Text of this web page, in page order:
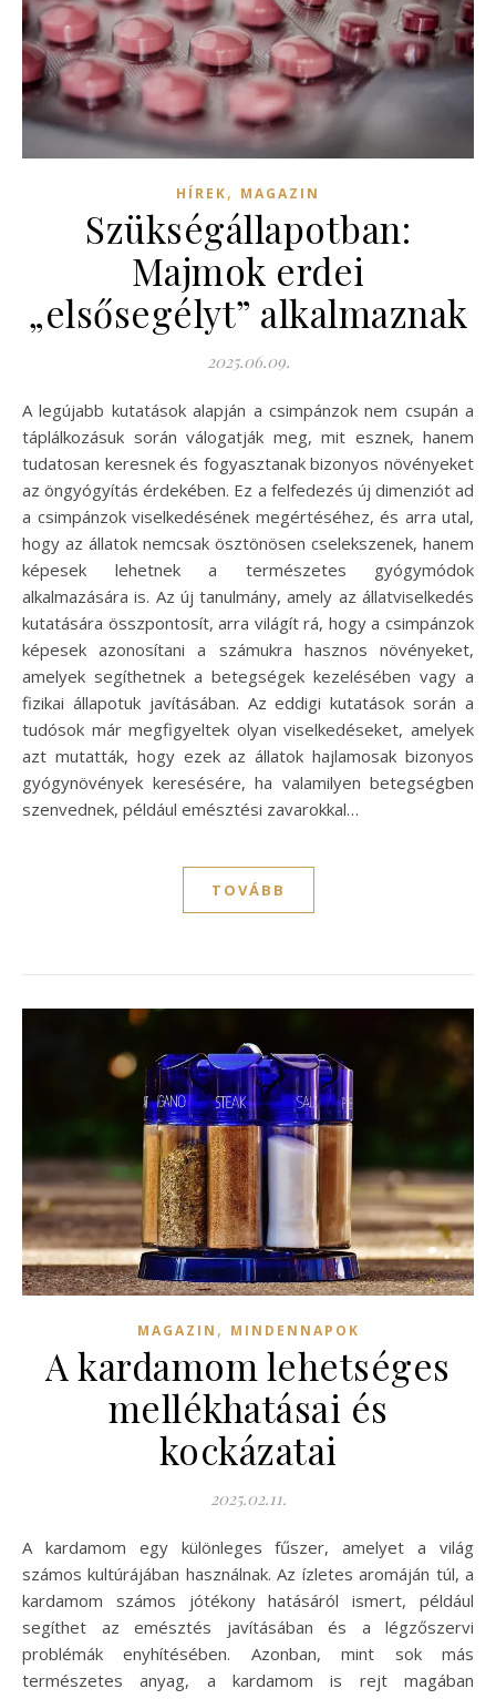
HÍREK, MAGAZIN
Szükségállapotban:
Majmok erdei
„elsősegélyt” alkalmaznak
2025.06.09.
A legújabb kutatások alapján a csimpánzok nem csupán a
táplálkozásuk során válogatják meg, mit esznek, hanem
tudatosan keresnek és fogyasztanak bizonyos növényeket
az öngyógyítás érdekében. Ez a felfedezés új dimenziót ad
a csimpánzok viselkedésének megértéséhez, és arra utal,
hogy az állatok nemcsak ösztönösen cselekszenek, hanem
képesek lehetnek a természetes gyógymódok
alkalmazására is. Az új tanulmány, amely az állatviselkedés
kutatására összpontosít, arra világít rá, hogy a csimpánzok
képesek azonosítani a számukra hasznos növényeket,
amelyek segíthetnek a betegségek kezelésében vagy a
fizikai állapotuk javításában. Az eddigi kutatások során a
tudósok már megfigyeltek olyan viselkedéseket, amelyek
azt mutatták, hogy ezek az állatok hajlamosak bizonyos
gyógynövények keresésére, ha valamilyen betegségben
szenvednek, például emésztési zavarokkal…
TOVÁBB
MAGAZIN , MINDENNAPOK
A kardamom lehetséges
mellékhatásai és
kockázatai
2025.02.11.
A kardamom egy különleges fűszer, amelyet a világ
számos kultúrájában használnak. Az ízletes aromáján túl, a
kardamom számos jótékony hatásáról ismert, például
segíthet az emésztés javításában és a légzőszervi
problémák enyhítésében. Azonban, mint sok más
természetes anyag, a kardamom is rejt magában